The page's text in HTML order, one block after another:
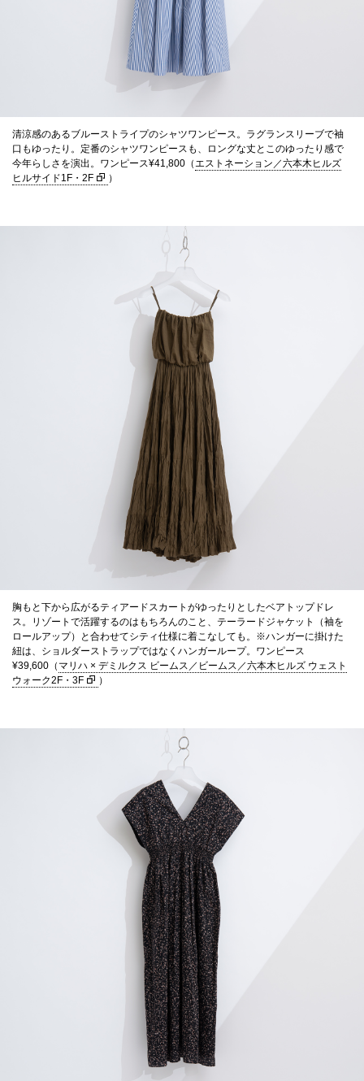
清涼感のあるブルーストライプのシャツワンピース。ラグランスリーブで袖
口もゆったり。定番のシャツワンピースも、ロングな丈とこのゆったり感で
今年らしさを演出。ワンピース¥41,800（エストネーション／六本木ヒルズ
ヒルサイド1F・2F
）
胸もと下から広がるティアードスカートがゆったりとしたベアトップドレ
ス。リゾートで活躍するのはもちろんのこと、テーラードジャケット（袖を
ロールアップ）と合わせてシティ仕様に着こなしても。※ハンガーに掛けた
紐は、ショルダーストラップではなくハンガーループ。ワンピース
¥39,600（ マリハ × デミルクス ビームス／ビームス／六本木ヒルズ ウェスト
ウォーク2F・3F
）